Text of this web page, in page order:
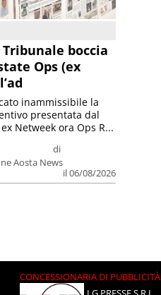
boccia
Ops (ex
di
Aosta News
il 06/08/2026
inammissibile la
presentata dal
Netweek ora Ops R...
CONCESSIONARIA DI PUBBLICITÀ